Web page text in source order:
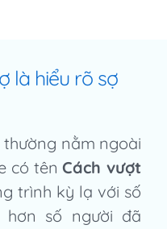
là hiểu rõ sợ
nằm ngoài
có tênCách vượt
trình kỳ lạ với số
hơn số người đã